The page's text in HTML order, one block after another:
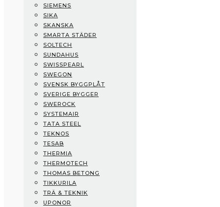
SGBC
Siemens
Sika
Skanska
Smarta Städer
Soltech
SundaHus
Swisspearl
Swegon
Svensk Byggplåt
Sverige Bygger
Swerock
Systemair
Tata Steel
Teknos
Tesab
Thermia
Thermotech
Thomas Betong
Tikkurila
Trä & Teknik
SIEMENS
SIKA
SKANSKA
SMARTA STÄDER
SOLTECH
SUNDAHUS
SWISSPEARL
SWEGON
SVENSK BYGGPLÅT
SVERIGE BYGGER
SWEROCK
SYSTEMAIR
TATA STEEL
TEKNOS
TESAB
THERMIA
THERMOTECH
THOMAS BETONG
TIKKURILA
TRÄ & TEKNIK
UPONOR